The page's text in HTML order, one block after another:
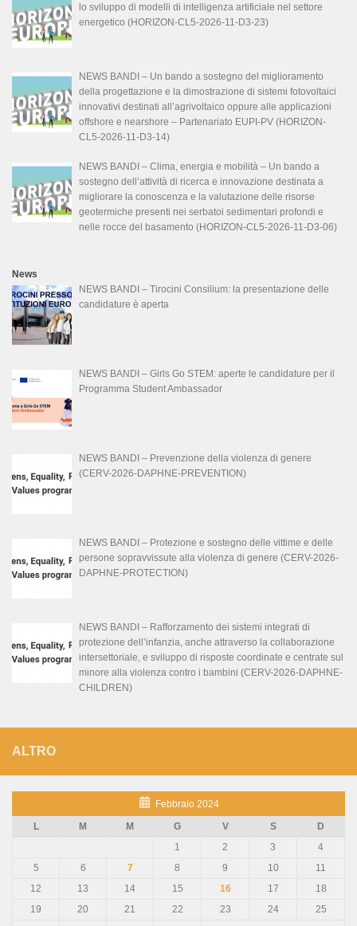
lo sviluppo di modelli di intelligenza artificiale nel settore
energetico (HORIZON-CL5-2026-11-D3-23)
NEWS BANDI – Un bando a sostegno del miglioramento
della progettazione e la dimostrazione di sistemi fotovoltaici
innovativi destinati all’agrivoltaico oppure alle applicazioni
offshore e nearshore – Partenariato EUPI-PV (HORIZON-
CL5-2026-11-D3-14)
NEWS BANDI – Clima, energia e mobilità – Un bando a
sostegno dell’attività di ricerca e innovazione destinata a
migliorare la conoscenza e la valutazione delle risorse
geotermiche presenti nei serbatoi sedimentari profondi e
nelle rocce del basamento (HORIZON-CL5-2026-11-D3-06)
News
NEWS BANDI – Tirocini Consilium: la presentazione delle
candidature è aperta
NEWS BANDI – Girls Go STEM: aperte le candidature per il
Programma Student Ambassador
NEWS BANDI – Prevenzione della violenza di genere
(CERV-2026-DAPHNE-PREVENTION)
NEWS BANDI – Protezione e sostegno delle vittime e delle
persone sopravvissute alla violenza di genere (CERV-2026-
DAPHNE-PROTECTION)
NEWS BANDI – Rafforzamento dei sistemi integrati di
protezione dell’infanzia, anche attraverso la collaborazione
intersettoriale, e sviluppo di risposte coordinate e centrate sul
minore alla violenza contro i bambini (CERV-2026-DAPHNE-
CHILDREN)
ALTRO
Febbraio 2024
L
M M G V S
D
1
2 3
4
5
6 7 8 9 10
11
12
13 14 15 16 17
18
19
20 21 22 23 24
25